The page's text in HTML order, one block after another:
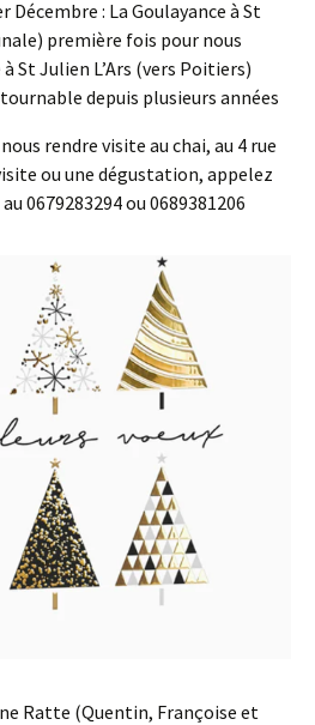
Décembre : La Goulayance à St
première fois pour nous
St Julien L’Ars (vers Poitiers)
depuis plusieurs années
rendre visite au chai, au 4 rue
ou une dégustation, appelez
0679283294 ou 0689381206
Ratte (Quentin, Françoise et